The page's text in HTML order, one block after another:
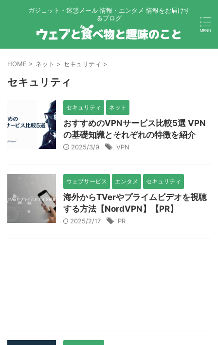
ガジェット・迷惑メール 情報・エンタメ 情報をお届けす
るブログ
HOME > ネット > セキュリティ >
セキュリティ
セキュリティ ネット
おすすめのVPNサービス比較5選 VPN
の基礎知識とそれぞれの特徴を紹介
2025/3/9 VPN
ウェブサービス エンタメ セキュリティ
海外からTVerやプライムビデオを視聴
する方法【NordVPN】【PR】
2025/2/17 PR